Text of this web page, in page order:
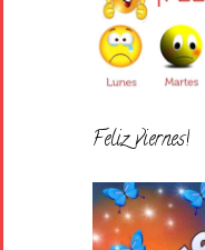
Feliz viernes!